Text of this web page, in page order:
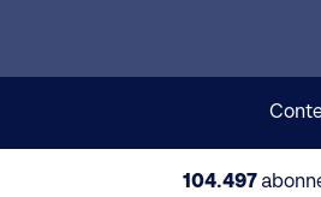
104.497